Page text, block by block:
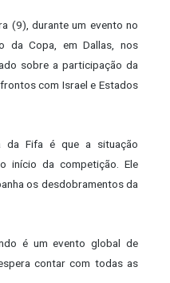
(9), durante um evento no
da Copa, em Dallas, nos
sobre a participação da
com Israel e Estados
da Fifa é que a situação
início da competição. Ele
os desdobramentos da
é um evento global de
contar com todas as